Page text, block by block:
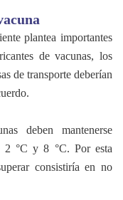
plantea importantes
de vacunas, los
de transporte deberían
deben mantenerse
2 °C y 8 °C. Por esta
consistiría en no